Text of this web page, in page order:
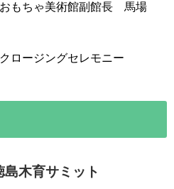
もちゃ美術館副館長 馬場
ロージングセレモニー
島木育サミット